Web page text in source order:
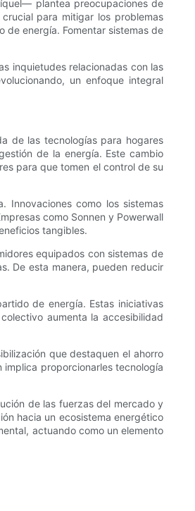
plantea preocupaciones de
para mitigar los problemas
de energía. Fomentar sistemas de
inquietudes relacionadas con las
un enfoque integral
de las tecnologías para hogares
de la energía. Este cambio
para que tomen el control de su
Innovaciones como los sistemas
como Sonnen y Powerwall
tangibles.
equipados con sistemas de
De esta manera, pueden reducir
de energía. Estas iniciativas
aumenta la accesibilidad
que destaquen el ahorro
proporcionarles tecnología
de las fuerzas del mercado y
hacia un ecosistema energético
actuando como un elemento